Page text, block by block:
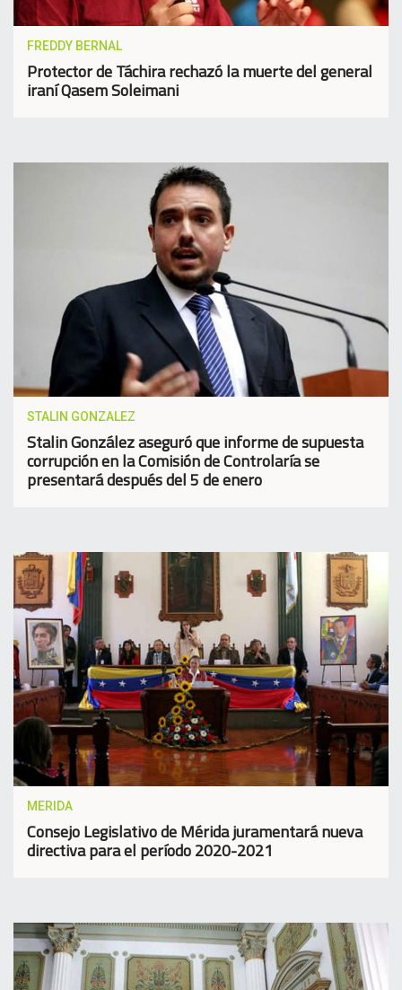
FREDDY BERNAL
Protector de Táchira rechazó la muerte del general
iraní Qasem Soleimani
STALIN GONZALEZ
Stalin González aseguró que informe de supuesta
corrupción en la Comisión de Controlaría se
presentará después del 5 de enero
MERIDA
Consejo Legislativo de Mérida juramentará nueva
directiva para el período 2020-2021